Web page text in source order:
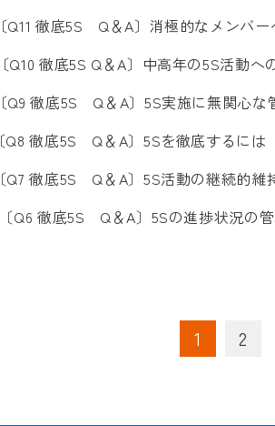
〔Q11 徹底5S Q＆A〕消極的なメンバー
〔Q10 徹底5S Q＆A〕中高年の5S活動へ
〔Q9 徹底5S Q＆A〕5S実施に無関心な
〔Q8 徹底5S Q＆A〕5Sを徹底するには
〔Q7 徹底5S Q＆A〕5S活動の継続的維
〔Q6 徹底5S Q＆A〕5Sの進捗状況の
1 2